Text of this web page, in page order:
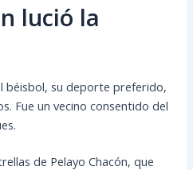
lució la
béisbol, su deporte preferido,
Fue un vecino consentido del
de Pelayo Chacón, que